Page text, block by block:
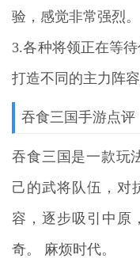
验，感觉非常强烈。
3.各种将领正在等
打造不同的主力阵容
吞食三国手游点评
吞食三国是一款玩
己的武将队伍，对
容，逐步吸引中原
奇。 麻烦时代。